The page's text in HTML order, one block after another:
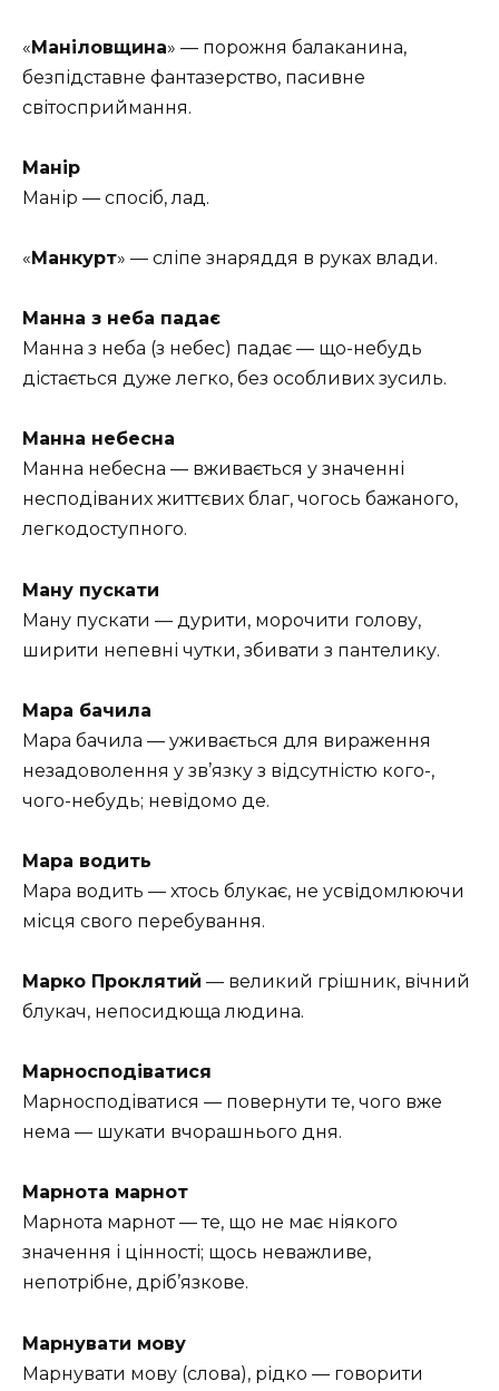
«Маніловщина» — порожня балаканина,
безпідставне фантазерство, пасивне
світосприймання.
Манір
Манір — спосіб, лад.
«Манкурт» — сліпе знаряддя в руках влади.
Манна з неба падає
Манна з неба (з небес) падає — що-небудь
дістається дуже легко, без особливих зусиль.
Манна небесна
Манна небесна — вживається у значенні
несподіваних життєвих благ, чогось бажаного,
легкодоступного.
Ману пускати
Ману пускати — дурити, морочити голову,
ширити непевні чутки, збивати з пантелику.
Мара бачила
Мара бачила — уживається для вираження
незадоволення у зв’язку з відсутністю кого-,
чого-небудь; невідомо де.
Мара водить
Мара водить — хтось блукає, не усвідомлюючи
місця свого перебування.
Марко Проклятий — великий грішник, вічний
блукач, непосидюща людина.
Марносподіватися
Марносподіватися — повернути те, чого вже
нема — шукати вчорашнього дня.
Марнота марнот
Марнота марнот — те, що не має ніякого
значення і цінності; щось неважливе,
непотрібне, дріб’язкове.
Марнувати мову
Марнувати мову (слова), рідко — говорити